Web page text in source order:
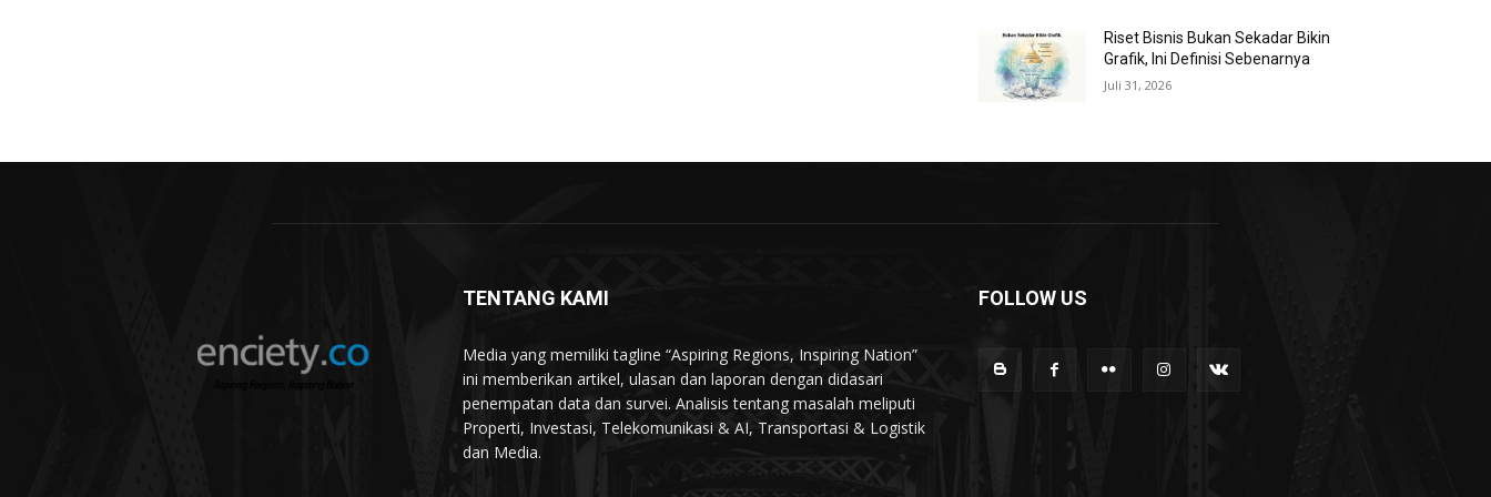
Riset Bisnis Bukan Sekadar Bikin
Grafik, Ini Definisi Sebenarnya
Juli 31, 2026
TENTANG KAMI
Media yang memiliki tagline “Aspiring Regions, Inspiring Nation”
ini memberikan artikel, ulasan dan laporan dengan didasari
penempatan data dan survei. Analisis tentang masalah meliputi
Properti, Investasi, Telekomunikasi & AI, Transportasi & Logistik
dan Media.
FOLLOW US